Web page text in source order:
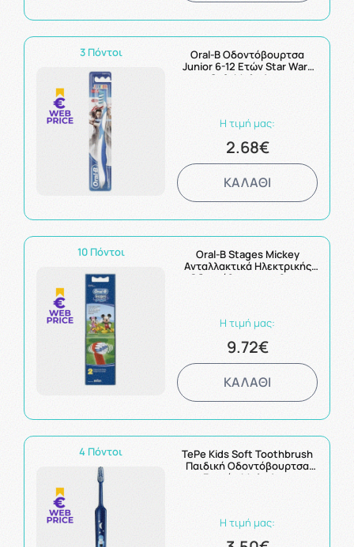
3 Πόντοι
Oral-B Οδοντόβουρτσα
Junior 6-12 Ετών Star Wars
Soft Μπλε 1τμχ
Η τιμή μας:
2.68€
ΚΑΛΑΘΙ
10 Πόντοι
Oral-B Stages Mickey
Ανταλλακτικά Ηλεκτρικής
Οδοντόβουρτσας 2τεμ.
Η τιμή μας:
9.72€
ΚΑΛΑΘΙ
4 Πόντοι
TePe Kids Soft Toothbrush
Παιδική Οδοντόβουρτσα
3+ετών Μπλε 1τμχ
Η τιμή μας: